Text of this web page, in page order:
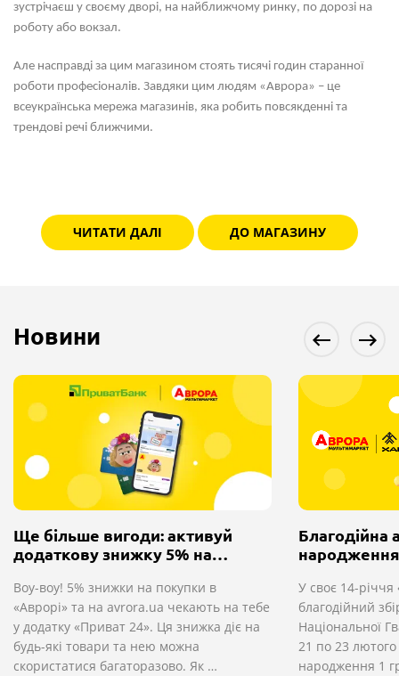
зустрічаєш у своєму дворі, на найближчому ринку, по дорозі на
роботу або вокзал.
Але насправді за цим магазином стоять тисячі годин старанної
роботи професіоналів. Завдяки цим людям «Аврора» – це
всеукраїнська мережа магазинів, яка робить повсякденні та
трендові речі ближчими.
кількості покупців. А вони серед топових, фанових, унікальних
або звичних речей знаходять те, що хотіли, або навіть те, про що
Починаючи з 2011 року і першого магазину в Полтаві, мережа
логістична система змінюються і оновлюються із залученням
ефективних, виправданих світовою практикою технологій,
методів і систем управління процесами.
І все це крутиться та працює заради головної мети – робити речі
для дому та душі доступнішими, щоб покращити життя людей.
повинен бути соціально відповідальним. Всі співробітники
налаштовують та витримують робочі процеси компанії так, щоб
це приносило не тільки задоволення клієнтам, але й користь
суспільству і економіці. Зараз нам вже вдалося напрацювати
позитивних результатів у напрямку відповідального споживання,
поліпшення якості освіти, захисту планети і підтримки хорошого
здоров'я.
ЧИТАТИ ДАЛІ ДО МАГАЗИНУ
Новини
Ще більше вигоди: активуй
додаткову знижку 5% на
Приват 24
Воу-воу! 5% знижки на покупки в
«Аврорі» та на avrora.ua чекають на тебе
у додатку «Приват 24». Ця знижка діє на
будь-які товари та нею можна
скористатися багаторазово. Як …
Благодійна
дрони
У своє 14-
благодійний
Національної
21 по 23
народження 1